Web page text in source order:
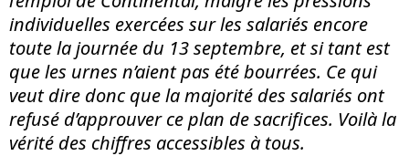
individuelles exercées sur les salariés encore
toute la journée du 13 septembre, et si tant est
que les urnes n’aient pas été bourrées. Ce qui
veut dire donc que la majorité des salariés ont
refusé d’approuver ce plan de sacrifices. Voilà la
vérité des chiffres accessibles à tous.